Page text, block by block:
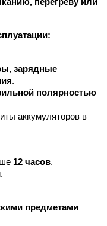
перегреву или
зарядные
.
полярностью
аккумуляторов в
12 часов.
предметами